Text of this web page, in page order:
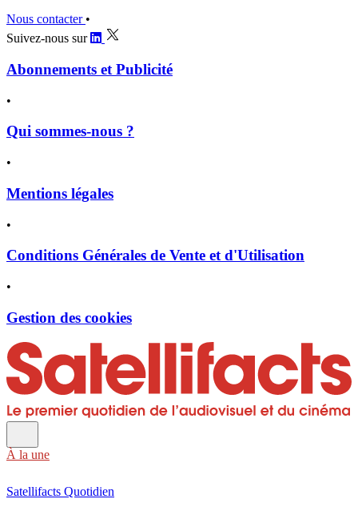
Nous contacter •
Suivez-nous sur
Abonnements et Publicité
•
Qui sommes-nous ?
•
Mentions légales
•
Conditions Générales de Vente et d'Utilisation
•
Gestion des cookies
À la une
Satellifacts Quotidien